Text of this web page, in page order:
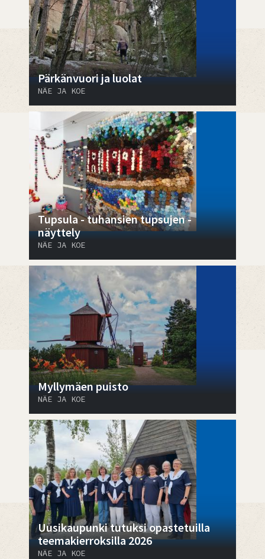
Pärkänvuori ja luolat
NÄE JA KOE
Tupsula - tuhansien tupsujen -
näyttely
NÄE JA KOE
Myllymäen puisto
NÄE JA KOE
Uusikaupunki tutuksi opastetuilla
teemakierroksilla 2026
NÄE JA KOE